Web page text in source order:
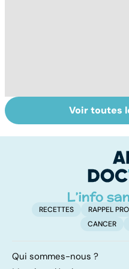
Intoxications
alimentaires :
Voir toutes
RECETTES RAPPEL
CANCER
Qui sommes-nous ?